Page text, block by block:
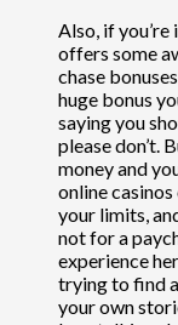
Also, if you’re
offers some
chase
huge bonus
saying you
please don’t.
money and
online
your limits,
not for a
experience
trying to find
your own